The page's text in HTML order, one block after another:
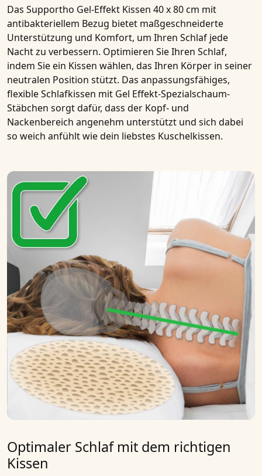
Das Supportho Gel-Effekt Kissen 40 x 80 cm mit
antibakteriellem Bezug bietet maßgeschneiderte
Unterstützung und Komfort, um Ihren Schlaf jede
Nacht zu verbessern. Optimieren Sie Ihren Schlaf,
indem Sie ein Kissen wählen, das Ihren Körper in seiner
neutralen Position stützt. Das anpassungsfähiges,
flexible Schlafkissen mit Gel Effekt-Spezialschaum-
Stäbchen sorgt dafür, dass der Kopf- und
Nackenbereich angenehm unterstützt und sich dabei
so weich anfühlt wie dein liebstes Kuschelkissen.
Optimaler Schlaf mit dem richtigen
Kissen